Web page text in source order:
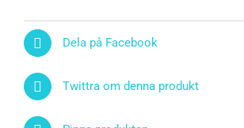
Dela på Facebook
Twittra om denna produkt